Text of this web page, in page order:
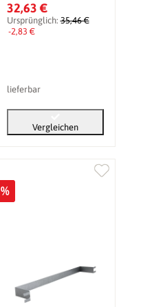
32,63 €
Ursprünglich:35,46 €
-2,83 €
lieferbar
Vergleichen
%